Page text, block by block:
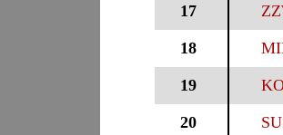
17
18
19
20